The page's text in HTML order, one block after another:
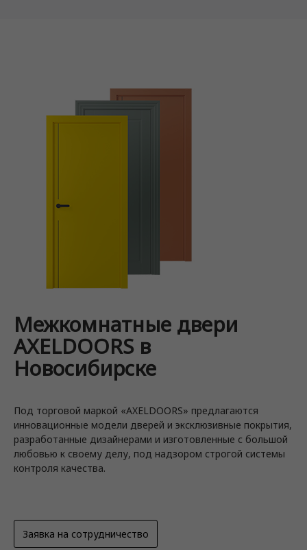
Межкомнатные двери
AXELDOORS в
Новосибирске
Под торговой маркой «AXELDOORS» предлагаются
инновационные модели дверей и эксклюзивные покрытия,
разработанные дизайнерами и изготовленные с большой
любовью к своему делу, под надзором строгой системы
контроля качества.
Заявка на сотрудничество